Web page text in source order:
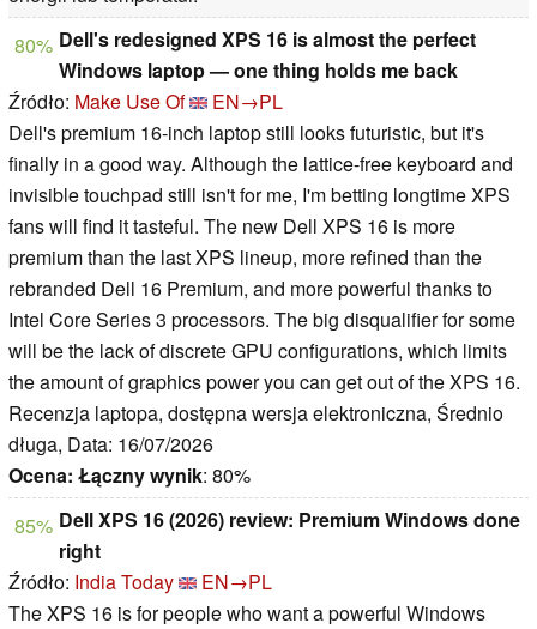
80% Dell's redesigned XPS 16 is almost the perfect
Windows laptop — one thing holds me back
Źródło: Make Use Of
EN→PL
Dell's premium 16-inch laptop still looks futuristic, but it's
finally in a good way. Although the lattice-free keyboard and
invisible touchpad still isn't for me, I'm betting longtime XPS
fans will find it tasteful. The new Dell XPS 16 is more
premium than the last XPS lineup, more refined than the
rebranded Dell 16 Premium, and more powerful thanks to
Intel Core Series 3 processors. The big disqualifier for some
will be the lack of discrete GPU configurations, which limits
the amount of graphics power you can get out of the XPS 16.
Recenzja laptopa, dostępna wersja elektroniczna, Średnio
długa, Data: 16/07/2026
Ocena: Łączny wynik: 80%
85% Dell XPS 16 (2026) review: Premium Windows done
right
Źródło: India Today
EN→PL
The XPS 16 is for people who want a powerful Windows